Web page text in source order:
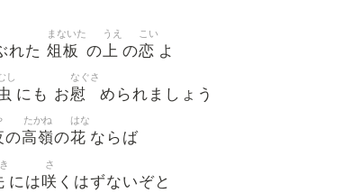
れた 俎板
まないた
の 上
うえ
の恋
こい
よ
し
にも お慰
なぐさ
められましょう
の高嶺
たかね
の花
はな
ならば
には咲
さ
くはずないぞと